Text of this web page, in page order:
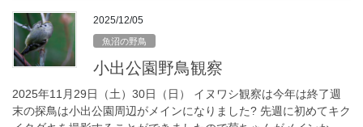
2025/12/05
魚沼の野鳥
小出公園野鳥観察
2025年11月29日（土）30日（日） イヌワシ観察は今年は終了週
末の探鳥は小出公園周辺がメインになりました? 先週に初めてキク